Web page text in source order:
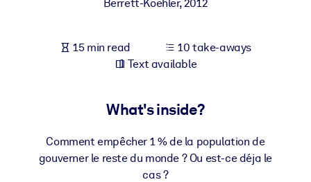
For AI Systems
Berrett-Koehler,2012
15 min read
10 take-aways
Text available
What's inside?
Comment empêcher 1 % de la population de
gouverner le reste du monde ? Ou est-ce déja le
cas ?